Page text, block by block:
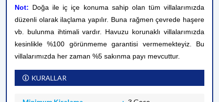
Not: Doğa ile iç içe konuma sahip olan tüm villalarımızda
düzenli olarak ilaçlama yapılır. Buna rağmen çevrede haşere
vb. bulunma ihtimali vardır. Havuzu korunaklı villalarımızda
kesinlikle %100 görünmeme garantisi vermemekteyiz. Bu
villalarımızda her zaman %5 sakınma payı mevcuttur.
KURALLAR